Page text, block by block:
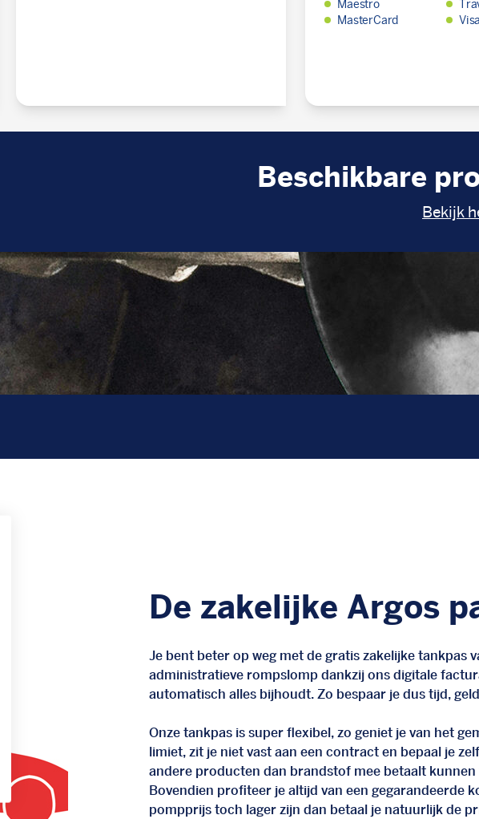
Maestro
MasterCard
Visa
Beschikbare
Bekijk
De zakelijke Argos
Je bent beter op weg met de gratis zakelijke tankpas
administratieve rompslomp dankzij ons digitale
automatisch alles bijhoudt. Zo bespaar je dus tijd,
Onze tankpas is super flexibel, zo geniet je van het
limiet, zit je niet vast aan een contract en bepaal je
andere producten dan brandstof mee betaalt kunnen
Bovendien profiteer je altijd van een gegarandeerde
pompprijs toch lager zijn dan betaal je natuurlijk de